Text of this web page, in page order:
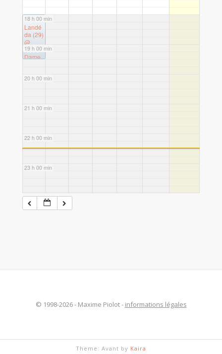
18 h 00 min
19 h 00 min
20 h 00 min
21 h 00 min
22 h 00 min
23 h 00 min
18 h 00 min
Landé
da (29)
@
Notre-
Dame
© 1998-2026 - Maxime Piolot - informations légales
Theme: Avant by Kaira